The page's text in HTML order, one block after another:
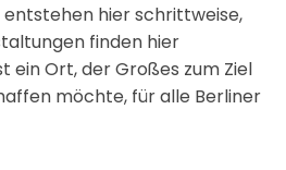
hier schrittweise,
finden hier
ein Ort, der Großes zum Ziel
möchte, für alle Berliner